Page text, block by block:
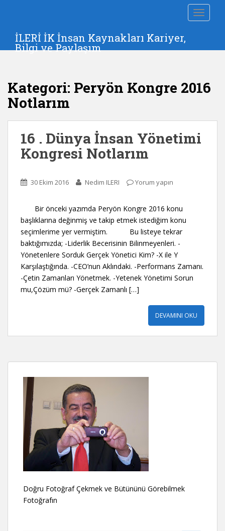
t
İLERİ İK İnsan Kaynakları Kariyer,
Bilgi ve Paylaşım
Kategori: Peryön Kongre 2016
Notlarım
16 . Dünya İnsan Yönetimi
Kongresi Notlarım
30 Ekim 2016 Nedim ILERI Yorum yapın
Bir önceki yazımda Peryön Kongre 2016 konu
başlıklarına değinmiş ve takip etmek istediğim konu
seçimlerime yer vermiştim. Bu listeye tekrar
baktığımızda; -Liderlik Becerisinin Bilinmeyenleri. -
Yönetenlere Sorduk Gerçek Yönetici Kim? -X ile Y
Karşılaştığında. -CEO’nun Aklındaki. -Performans Zamanı.
-Çetin Zamanları Yönetmek. -Yetenek Yönetimi Sorun
mu,Çözüm mü? -Gerçek Zamanlı […]
DEVAMINI OKU
Doğru Fotoğraf Çekmek ve Bütününü Görebilmek
Fotoğrafın